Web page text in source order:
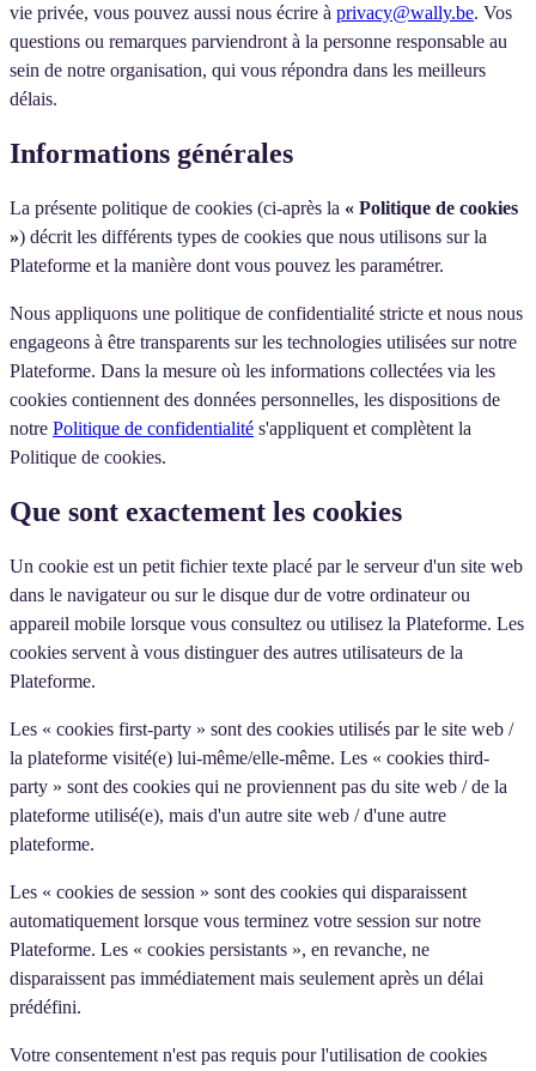
vie privée, vous pouvez aussi nous écrire à privacy@wally.be. Vos
questions ou remarques parviendront à la personne responsable au
sein de notre organisation, qui vous répondra dans les meilleurs
délais.
Informations générales
La présente politique de cookies (ci-après la « Politique de cookies
») décrit les différents types de cookies que nous utilisons sur la
Plateforme et la manière dont vous pouvez les paramétrer.
Nous appliquons une politique de confidentialité stricte et nous nous
engageons à être transparents sur les technologies utilisées sur notre
Plateforme. Dans la mesure où les informations collectées via les
cookies contiennent des données personnelles, les dispositions de
notre Politique de confidentialité s'appliquent et complètent la
Politique de cookies.
Que sont exactement les cookies
Un cookie est un petit fichier texte placé par le serveur d'un site web
dans le navigateur ou sur le disque dur de votre ordinateur ou
appareil mobile lorsque vous consultez ou utilisez la Plateforme. Les
cookies servent à vous distinguer des autres utilisateurs de la
Plateforme.
Les « cookies first-party » sont des cookies utilisés par le site web /
la plateforme visité(e) lui-même/elle-même. Les « cookies third-
party » sont des cookies qui ne proviennent pas du site web / de la
plateforme utilisé(e), mais d'un autre site web / d'une autre
plateforme.
Les « cookies de session » sont des cookies qui disparaissent
automatiquement lorsque vous terminez votre session sur notre
Plateforme. Les « cookies persistants », en revanche, ne
disparaissent pas immédiatement mais seulement après un délai
prédéfini.
Votre consentement n'est pas requis pour l'utilisation de cookies